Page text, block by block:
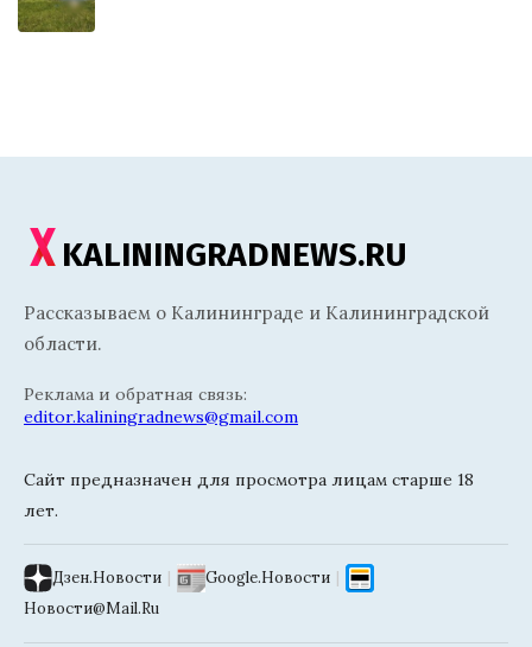
KALININGRADNEWS.RU
Рассказываем о Калининграде и Калининградской
области.
Реклама и обратная связь:
editor.kaliningradnews@gmail.com
Сайт предназначен для просмотра лицам старше 18
лет.
Дзен.Новости | Google.Новости |
Новости@Mail.Ru